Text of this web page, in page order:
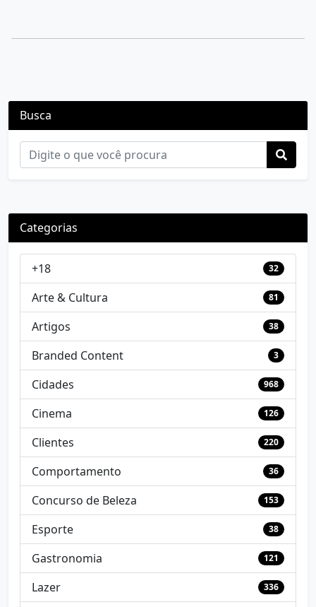
Busca
Categorias
+18 32
Arte & Cultura 81
Artigos 38
Branded Content 3
Cidades 968
Cinema 126
Clientes 220
Comportamento 36
Concurso de Beleza 153
Esporte 38
Gastronomia 121
Lazer 336